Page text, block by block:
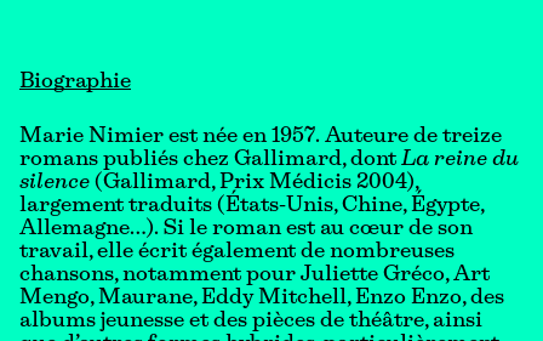
Biographie
Marie Nimier est née en 1957. Auteure de treize
romans publiés chez Gallimard, dont La reine du
silence (Gallimard, Prix Médicis 2004),
largement traduits (États-Unis, Chine, Égypte,
Allemagne…). Si le roman est au cœur de son
travail, elle écrit également de nombreuses
chansons, notamment pour Juliette Gréco, Art
Mengo, Maurane, Eddy Mitchell, Enzo Enzo, des
albums jeunesse et des pièces de théâtre, ainsi